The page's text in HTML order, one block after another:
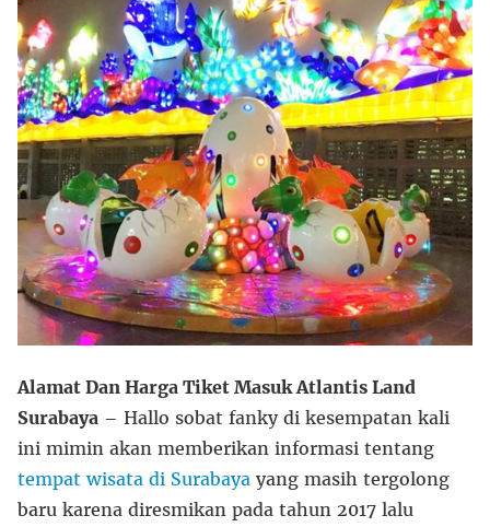
Alamat Dan Harga Tiket Masuk Atlantis Land
Surabaya – Hallo sobat fanky di kesempatan kali
ini mimin akan memberikan informasi tentang
tempat wisata di Surabaya yang masih tergolong
baru karena diresmikan pada tahun 2017 lalu